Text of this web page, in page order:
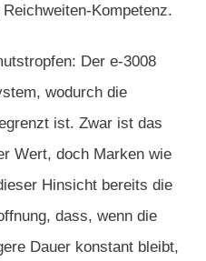
Kompetenz.
Der e-3008
wodurch die
ist. Zwar ist das
Wert, doch Marken wie
Hinsicht bereits die
dass, wenn die
Dauer konstant bleibt,